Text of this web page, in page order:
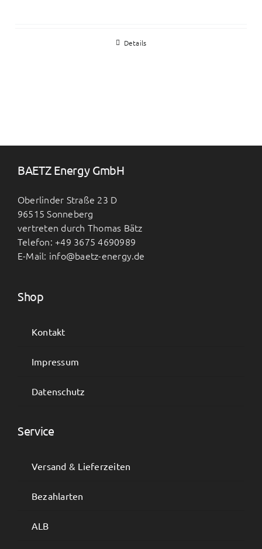
Details
BAETZ Energy GmbH
Oberlinder Straße 23 D
96515 Sonneberg
vertreten durch Thomas Bätz
Telefon: +49 3675 4690989
E-Mail: info@baetz-energy.de
Shop
Kontakt
Impressum
Datenschutz
Service
Versand & Lieferzeiten
Bezahlarten
ALB